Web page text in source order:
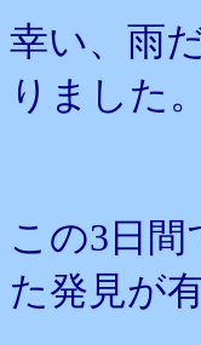
幸い、雨
りました。
この3日
た発見が